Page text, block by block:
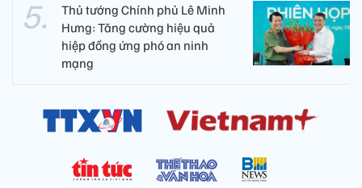
Thủ tướng Chính phủ Lê Minh
Hưng: Tăng cường hiệu quả
hiệp đồng ứng phó an ninh
mạng